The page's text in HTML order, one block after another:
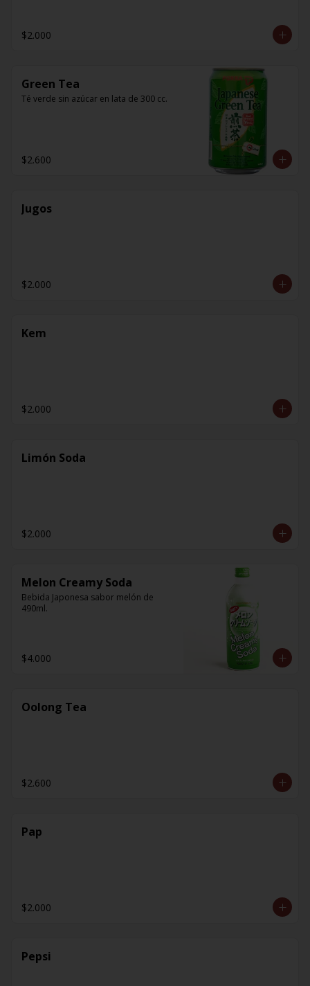
$2.000
Green Tea
Té verde sin azúcar en lata de 300 cc.
$2.600
Jugos
$2.000
Kem
$2.000
Limón Soda
$2.000
Melon Creamy Soda
Bebida Japonesa sabor melón de
490ml.
$4.000
Oolong Tea
$2.600
Pap
$2.000
Pepsi